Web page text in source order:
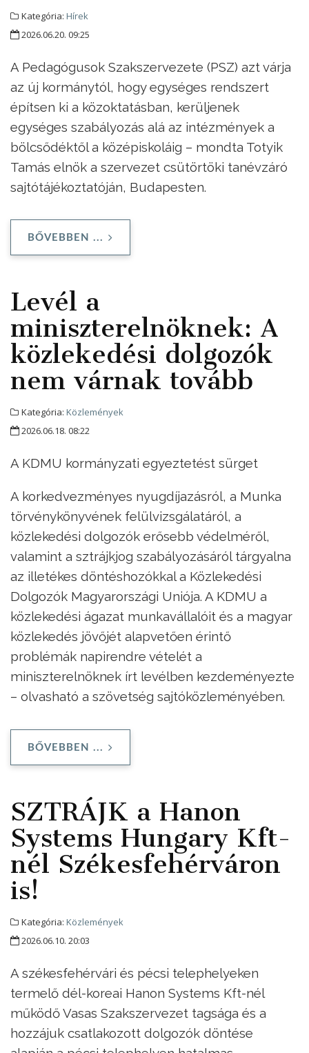
Kategória: Hírek
2026.06.20. 09:25
A Pedagógusok Szakszervezete (PSZ) azt várja
az új kormánytól, hogy egységes rendszert
építsen ki a közoktatásban, kerüljenek
egységes szabályozás alá az intézmények a
bölcsődéktől a középiskoláig – mondta Totyik
Tamás elnök a szervezet csütörtöki tanévzáró
sajtótájékoztatóján, Budapesten.
BŐVEBBEN ...
Levél a
miniszterelnöknek: A
közlekedési dolgozók
nem várnak tovább
Kategória: Közlemények
2026.06.18. 08:22
A KDMU kormányzati egyeztetést sürget
A korkedvezményes nyugdíjazásról, a Munka
törvénykönyvének felülvizsgálatáról, a
közlekedési dolgozók erősebb védelméről,
valamint a sztrájkjog szabályozásáról tárgyalna
az illetékes döntéshozókkal a Közlekedési
Dolgozók Magyarországi Uniója. A KDMU a
közlekedési ágazat munkavállalóit és a magyar
közlekedés jövőjét alapvetően érintő
problémák napirendre vételét a
miniszterelnöknek írt levélben kezdeményezte
– olvasható a szövetség sajtóközleményében.
BŐVEBBEN ...
SZTRÁJK a Hanon
Systems Hungary Kft-
nél Székesfehérváron
is!
Kategória: Közlemények
2026.06.10. 20:03
A székesfehérvári és pécsi telephelyeken
termelő dél-koreai Hanon Systems Kft-nél
működő Vasas Szakszervezet tagsága és a
hozzájuk csatlakozott dolgozók döntése